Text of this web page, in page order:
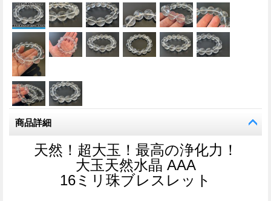
商品詳細
天然！超大玉！最高の浄化力！
大玉天然水晶 AAA
16ミリ珠ブレスレット